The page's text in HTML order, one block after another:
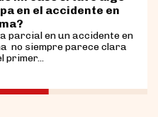
en el accidente en
parcial en un accidente en
no siempre parece clara
primer...